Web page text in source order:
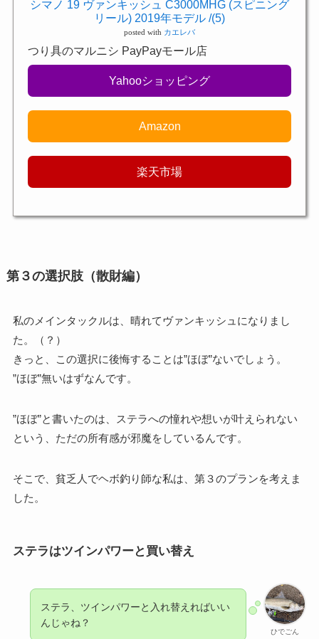
シマノ 19 ヴァンキッシュ C3000MHG (スピニング
リール) 2019年モデル /(5)
posted with カエレバ
つり具のマルニシ PayPayモール店
Yahooショッピング
Amazon
楽天市場
第３の選択肢（散財編）
私のメインタックルは、晴れてヴァンキッシュになりまし
た。（？）
きっと、この選択に後悔することは”ほぼ”ないでしょう。
”ほぼ”無いはずなんです。
”ほぼ”と書いたのは、ステラへの憧れや想いが叶えられない
という、ただの所有感が邪魔をしているんです。
そこで、貧乏人でヘボ釣り師な私は、第３のプランを考えま
した。
ステラはツインパワーと買い替え
ひでごん
ステラ、ツインパワーと入れ替えればいい
んじゃね？